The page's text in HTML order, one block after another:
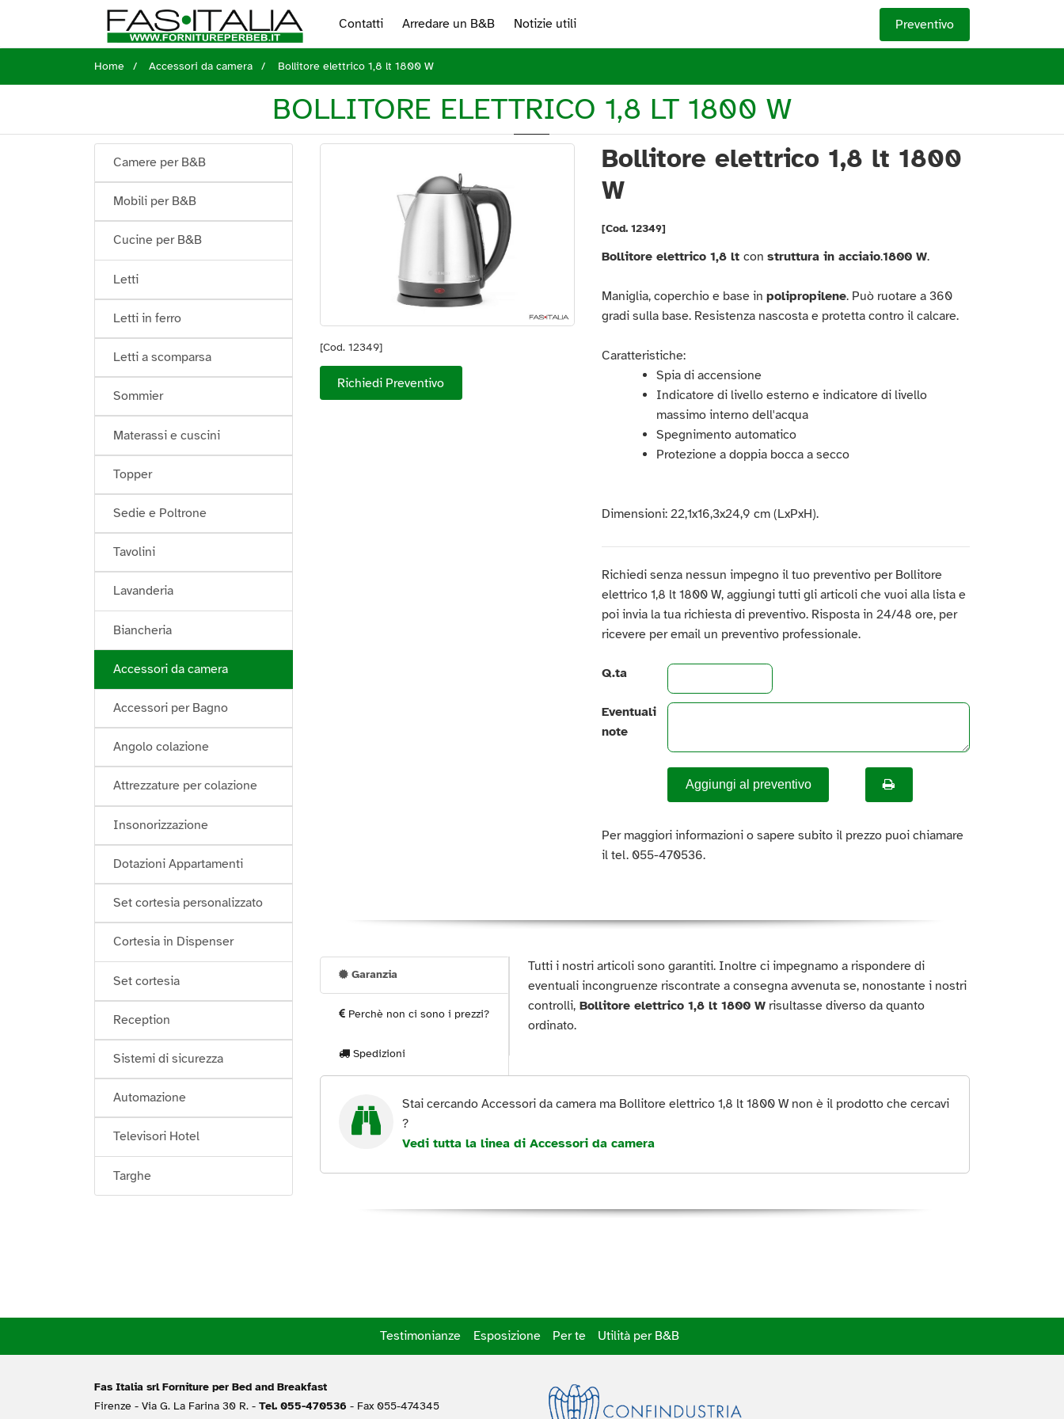
Contatti Arredare un B&B Notizie utili Preventivo
Home Accessori da camera Bollitore elettrico 1,8 lt 1800 W
BOLLITORE ELETTRICO 1,8 LT 1800 W
Camere per B&B
Mobili per B&B
Cucine per B&B
Letti
Letti in ferro
Letti a scomparsa
Sommier
Materassi e cuscini
Topper
Sedie e Poltrone
Tavolini
Lavanderia
Biancheria
Accessori da camera
Accessori per Bagno
Angolo colazione
Attrezzature per colazione
Insonorizzazione
Dotazioni Appartamenti
Set cortesia personalizzato
Cortesia in Dispenser
Set cortesia
Reception
Sistemi di sicurezza
Automazione
Televisori Hotel
Targhe
[Cod. 12349]
Richiedi Preventivo
Bollitore elettrico 1,8 lt 1800
W
[Cod. 12349]
Bollitore elettrico 1,8 ltconstruttura in acciaio.1800 W.
Maniglia, coperchio e base inpolipropilene. Può ruotare a 360
gradi sulla base. Resistenza nascosta e protetta contro il calcare.
Caratteristiche:
Spia di accensione
Indicatore di livello esterno e indicatore di livello
massimo interno dell'acqua
Spegnimento automatico
Protezione a doppia bocca a secco
Dimensioni: 22,1x16,3x24,9 cm (LxPxH).
Richiedi senza nessun impegno il tuo preventivo per Bollitore
elettrico 1,8 lt 1800 W, aggiungi tutti gli articoli che vuoi alla lista e
poi invia la tua richiesta di preventivo. Risposta in 24/48 ore, per
ricevere per email un preventivo professionale.
Q.ta
Eventuali
note
Aggiungi al preventivo
Per maggiori informazioni o sapere subito il prezzo puoi chiamare
il tel. 055-470536.
Garanzia
Perchè non ci sono i prezzi?
Spedizioni
Tutti i nostri articoli sono garantiti. Inoltre ci impegnamo a rispondere di
eventuali incongruenze riscontrate a consegna avvenuta se, nonostante i nostri
controlli, Bollitore elettrico 1,8 lt 1800 W risultasse diverso da quanto
ordinato.
Stai cercando Accessori da camera ma Bollitore elettrico 1,8 lt 1800 W non è il prodotto che cercavi
?
Vedi tutta la linea di Accessori da camera
Testimonianze Esposizione Per te Utilità per B&B
Fas Italia srl Forniture per Bed and Breakfast
Firenze - Via G. La Farina 30 R. - Tel. 055-470536 - Fax 055-474345